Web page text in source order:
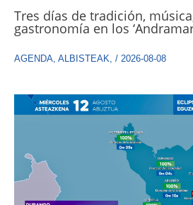
Tres días de tradición,
gastronomía en los
AGENDA ALBISTEAK / 2026-08-08